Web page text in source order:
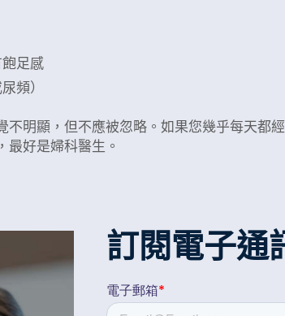
足感
頻）
不明顯，但不應被忽略。如果您幾乎每天都
最好是婦科醫生。
訂閱電子通